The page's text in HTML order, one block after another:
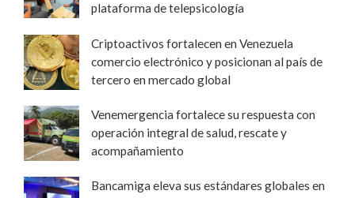
plataforma de telepsicología
Criptoactivos fortalecen en Venezuela
comercio electrónico y posicionan al país de
tercero en mercado global
Venemergencia fortalece su respuesta con
operación integral de salud, rescate y
acompañamiento
Bancamiga eleva sus estándares globales en